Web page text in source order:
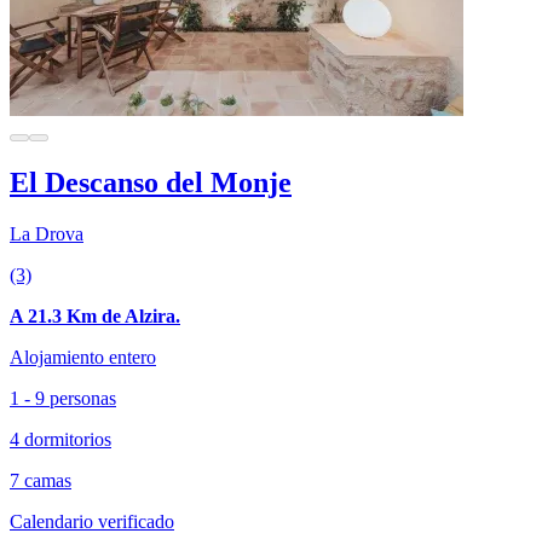
El Descanso del Monje
La Drova
(3)
A 21.3 Km de Alzira.
Alojamiento entero
1 - 9 personas
4 dormitorios
7 camas
Calendario verificado